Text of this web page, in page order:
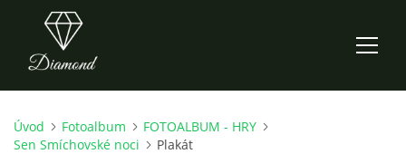
ÚVOD
Úvod Fotoalbum
FOTOALBUM - HRY
Sen Smíchovské noci
Plakát